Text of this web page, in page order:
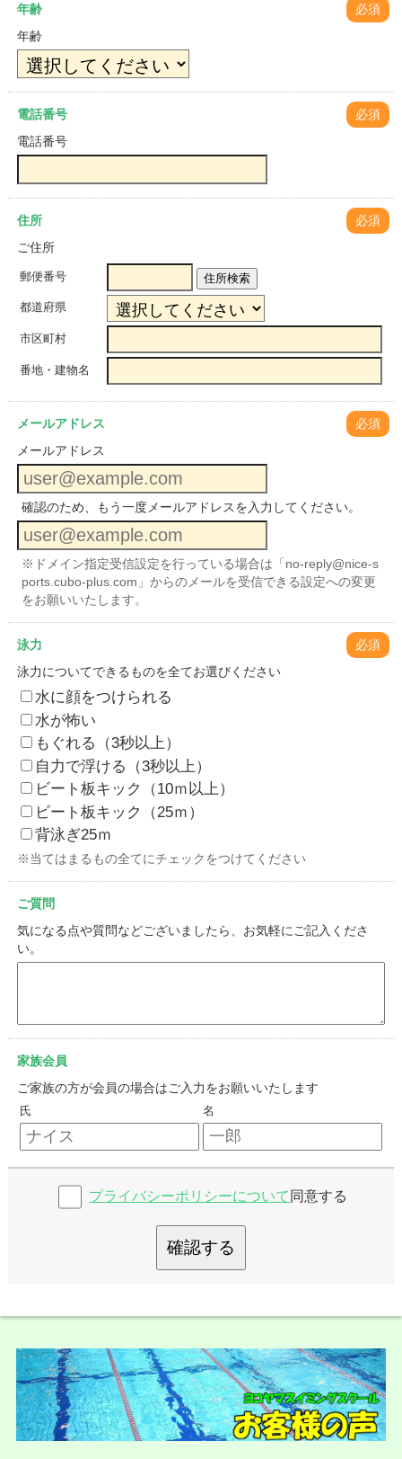
年齢
必須
年齢
電話番号
必須
電話番号
住所
必須
ご住所
郵便番号 住所検索
都道府県
市区町村
番地・建物名
メールアドレス
必須
メールアドレス
確認のため、もう一度メールアドレスを入力してください。
※ドメイン指定受信設定を行っている場合は「no-reply@nice-s
ports.cubo-plus.com」からのメールを受信できる設定への変更
をお願いいたします。
泳力
必須
泳力についてできるものを全てお選びください
水に顔をつけられる
水が怖い
もぐれる（3秒以上）
自力で浮ける（3秒以上）
ビート板キック（10ｍ以上）
ビート板キック（25ｍ）
背泳ぎ25ｍ
※当てはまるもの全てにチェックをつけてください
ご質問
気になる点や質問などございましたら、お気軽にご記入くださ
い。
家族会員
ご家族の方が会員の場合はご入力をお願いいたします
氏 名
プライバシーポリシーについて 同意する
確認する